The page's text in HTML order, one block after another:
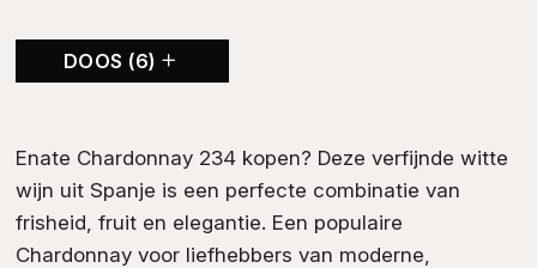
DOOS (6)
Enate Chardonnay 234 kopen? Deze verfijnde witte
wijn uit Spanje is een perfecte combinatie van
frisheid, fruit en elegantie. Een populaire
Chardonnay voor liefhebbers van moderne,